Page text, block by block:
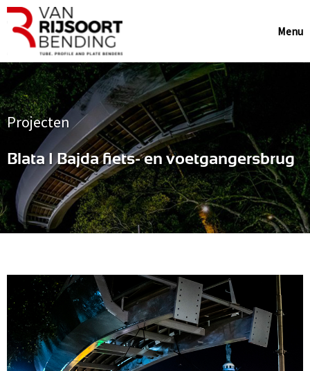
Menu
Projecten
Blata I Bajda fiets- en voetgangersbrug